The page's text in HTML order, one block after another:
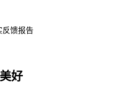
反馈报告
好